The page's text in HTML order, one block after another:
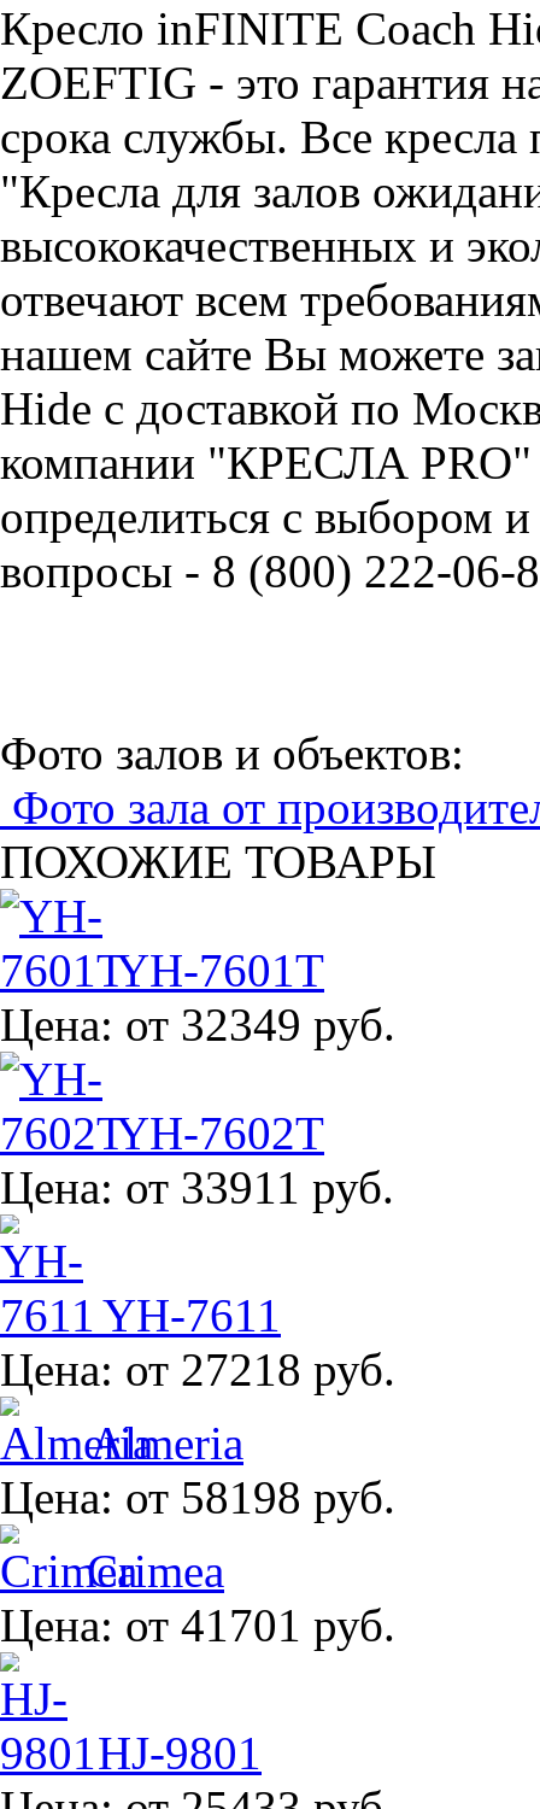
Кресло inFINITE Coach
ZOEFTIG - это гарантия
срока службы. Все кресла
"Кресла для залов
высококачественных и
отвечают всем
нашем сайте Вы можете
Hide с доставкой по
компании "КРЕСЛА PRO"
определиться с выбором
вопросы - 8 (800) 222-06-
Фото залов и объектов:
Фото зала от
ПОХОЖИЕ ТОВАРЫ
YH-7601T
Цена: от 32349 руб.
YH-7602T
Цена: от 33911 руб.
YH-7611
Цена: от 27218 руб.
Almeria
Цена: от 58198 руб.
Crimea
Цена: от 41701 руб.
HJ-9801